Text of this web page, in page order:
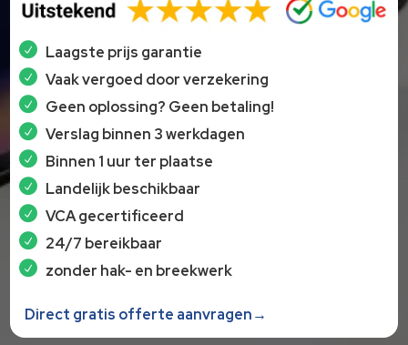
Laagste prijs garantie
Vaak vergoed door verzekering
Geen oplossing? Geen betaling!
Verslag binnen 3 werkdagen
Binnen 1 uur ter plaatse
Landelijk beschikbaar
VCA gecertificeerd
24/7 bereikbaar
zonder hak- en breekwerk
Direct gratis offerte aanvragen→